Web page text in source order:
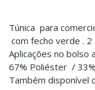
Túnica para
com fecho verde .
Aplicações no
67% Poliéster /
Também disponível